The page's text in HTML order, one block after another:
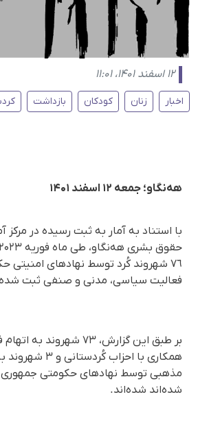
۱۲ اسفند ۱۴۰۱، ۱۱:۰۱
اخبار زنان کودکان بازداشت
هه‌نگاو؛ جمعه ۱۲ اسفند ۱۴۰۱
با استناد بە آمار بە ثبت رسیده در مرکز
٧٦ شهروند کُرد توسط نهادهای امنیتی
فعالیت سیاسی، مدنی و صنفی ثبت
بر طبق این گزارش، ۷۳
همکاری با احزاب
مذهبی توسط نهادهای حکومتی جمهوری
شده‌اند شده‌اند.